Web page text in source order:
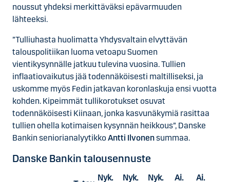
noussut yhdeksi merkittäväksi epävarmuuden
lähteeksi.
”Tulliuhasta huolimatta Yhdysvaltain elvyttävän
talouspolitiikan luoma vetoapu Suomen
vientikysynnälle jatkuu tulevina vuosina. Tullien
inflaatiovaikutus jää todennäköisesti maltilliseksi, ja
uskomme myös Fedin jatkavan koronlaskuja ensi vuotta
kohden. Kipeimmät tullikorotukset osuvat
todennäköisesti Kiinaan, jonka kasvunäkymiä rasittaa
tullien ohella kotimaisen kysynnän heikkous”, Danske
Bankin seniorianalyytikkoAntti Ilvonen summaa.
Danske Bankin talousennuste
Nyk. Nyk. Nyk. Ai. Ai.